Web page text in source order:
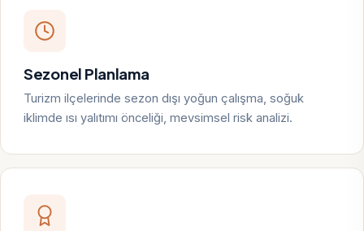
Sezonel Planlama
Turizm ilçelerinde sezon dışı yoğun çalışma, soğuk
iklimde ısı yalıtımı önceliği, mevsimsel risk analizi.